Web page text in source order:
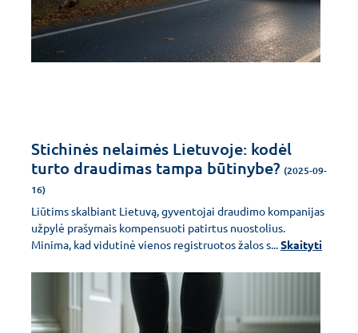
Stichinės nelaimės Lietuvoje: kodėl
turto draudimas tampa būtinybe? (2025-09-
16)
Liūtims skalbiant Lietuvą, gyventojai draudimo kompanijas
užpylė prašymais kompensuoti patirtus nuostolius.
Minima, kad vidutinė vienos registruotos žalos s...Skaityti